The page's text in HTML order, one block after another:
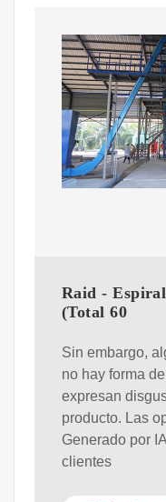
Raid -
(Total 60
Sin embargo,
no hay forma
expresan
producto. Las
Generado por
clientes